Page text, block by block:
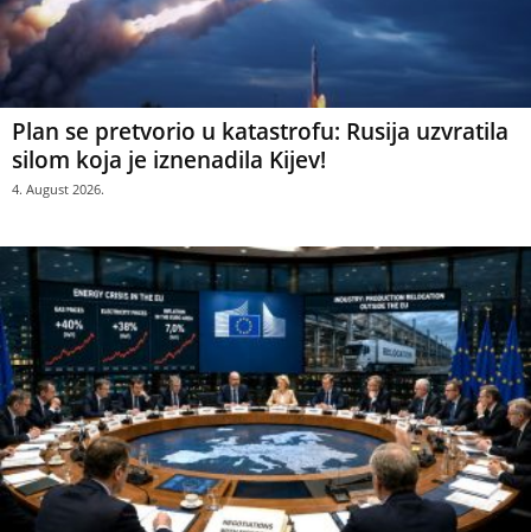
Plan se pretvorio u katastrofu: Rusija uzvratila
silom koja je iznenadila Kijev!
4. August 2026.